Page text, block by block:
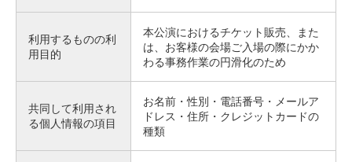
利用するものの利
用目的
本公演におけるチケット販売、また
は、お客様の会場ご入場の際にかか
わる事務作業の円滑化のため
共同して利用され
る個人情報の項目
お名前・性別・電話番号・メールア
ドレス・住所・クレジットカードの
種類